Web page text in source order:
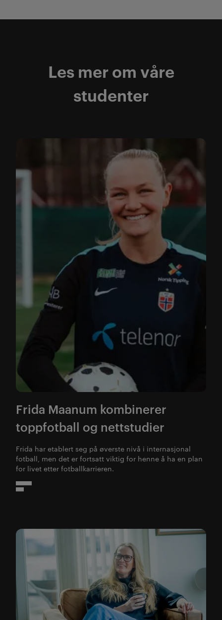
Les mer om våre
studenter
Frida Maanum kombinerer
toppfotball og nettstudier
Frida har etablert seg på øverste nivå i internasjonal
fotball, men det er fortsatt viktig for henne å ha en plan
for livet etter fotballkarrieren.